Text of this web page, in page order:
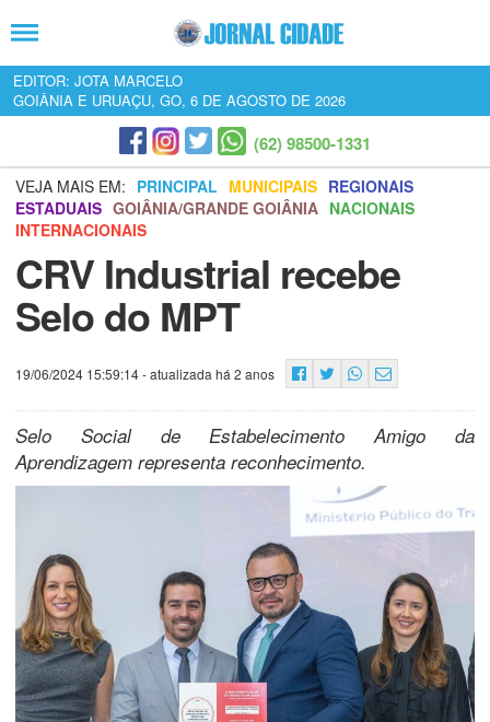
EDITOR: JOTA MARCELO
GOIÂNIA E URUAÇU, GO, 6 DE AGOSTO DE 2026
(62) 98500-1331
VEJA MAIS EM: PRINCIPAL MUNICIPAIS REGIONAIS
ESTADUAIS GOIÂNIA/GRANDE GOIÂNIA NACIONAIS
INTERNACIONAIS
CRV Industrial recebe
Selo do MPT
19/06/2024 15:59:14- atualizada há 2 anos
Selo Social de Estabelecimento Amigo da
Aprendizagem representa reconhecimento.